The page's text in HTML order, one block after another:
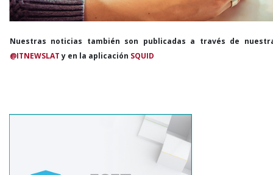
Nuestras noticias también son publicadas a través de
@ITNEWSLATy en la aplicación SQUID